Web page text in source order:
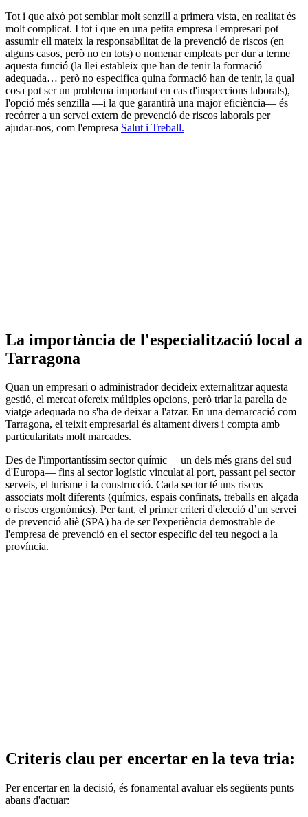
Tot i que això pot semblar molt senzill a primera vista, en realitat és
molt complicat. I tot i que en una petita empresa l'empresari pot
assumir ell mateix la responsabilitat de la prevenció de riscos (en
alguns casos, però no en tots) o nomenar empleats per dur a terme
aquesta funció (la llei estableix que han de tenir la formació
adequada… però no especifica quina formació han de tenir, la qual
cosa pot ser un problema important en cas d'inspeccions laborals),
l'opció més senzilla —i la que garantirà una major eficiència— és
recórrer a un servei extern de prevenció de riscos laborals per
ajudar-nos, com l'empresa Salut i Treball.
La importància de l'especialització local a
Tarragona
Quan un empresari o administrador decideix externalitzar aquesta
gestió, el mercat ofereix múltiples opcions, però triar la parella de
viatge adequada no s'ha de deixar a l'atzar. En una demarcació com
Tarragona, el teixit empresarial és altament divers i compta amb
particularitats molt marcades.
Des de l'importantíssim sector químic —un dels més grans del sud
d'Europa— fins al sector logístic vinculat al port, passant pel sector
serveis, el turisme i la construcció. Cada sector té uns riscos
associats molt diferents (químics, espais confinats, treballs en alçada
o riscos ergonòmics). Per tant, el primer criteri d'elecció d’un servei
de prevenció aliè (SPA) ha de ser l'experiència demostrable de
l'empresa de prevenció en el sector específic del teu negoci a la
província.
Criteris clau per encertar en la teva tria:
Per encertar en la decisió, és fonamental avaluar els següents punts
abans d'actuar: